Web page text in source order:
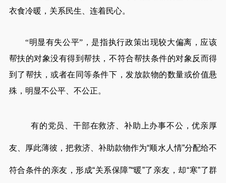
衣食冷暖，关系民生、连着民心。
“明显有失公平”，是指执行政策出现较大偏离，应该
帮扶的对象没有得到帮扶，不符合帮扶条件的对象反而得
到了帮扶，或者在同等条件下，发放款物的数量或价值悬
殊，明显不公平、不公正。
有的党员、干部在救济、补助上办事不公，优亲厚
友、厚此薄彼，把救济、补助款物作为“顺水人情”分配给不
符合条件的亲友，形成“关系保障”“暖”了亲友，却“寒”了群